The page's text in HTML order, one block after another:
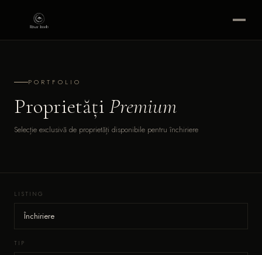
PORTFOLIO
Proprietăți Premium
Selecție exclusivă de proprietăți disponibile pentru închiriere
LISTING
TIP